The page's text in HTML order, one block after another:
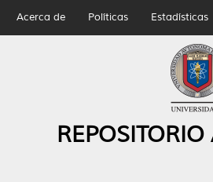
Acerca de Políticas Estadísticas